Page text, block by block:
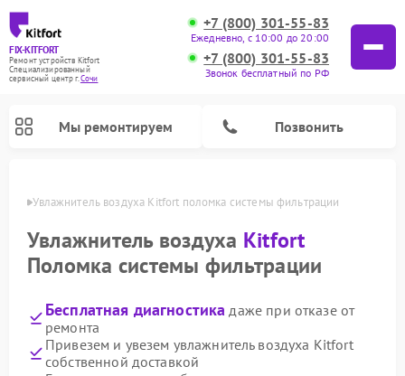
FIX-KITFORT
Ремонт устройств Kitfort
Специализированный
cервисный центр г.Сочи
+7 (800) 301-55-83
Ежедневно, с 10:00 до 20:00
+7 (800) 301-55-83
Звонок бесплатный по РФ
Мы ремонтируем Позвонить
Увлажнитель воздуха Kitfort поломка системы фильтрации
Увлажнитель воздуха Kitfort
Поломка системы фильтрации
Бесплатная диагностика даже при отказе от
ремонта
Привезем и увезем увлажнитель воздуха Kitfort
собственной доставкой